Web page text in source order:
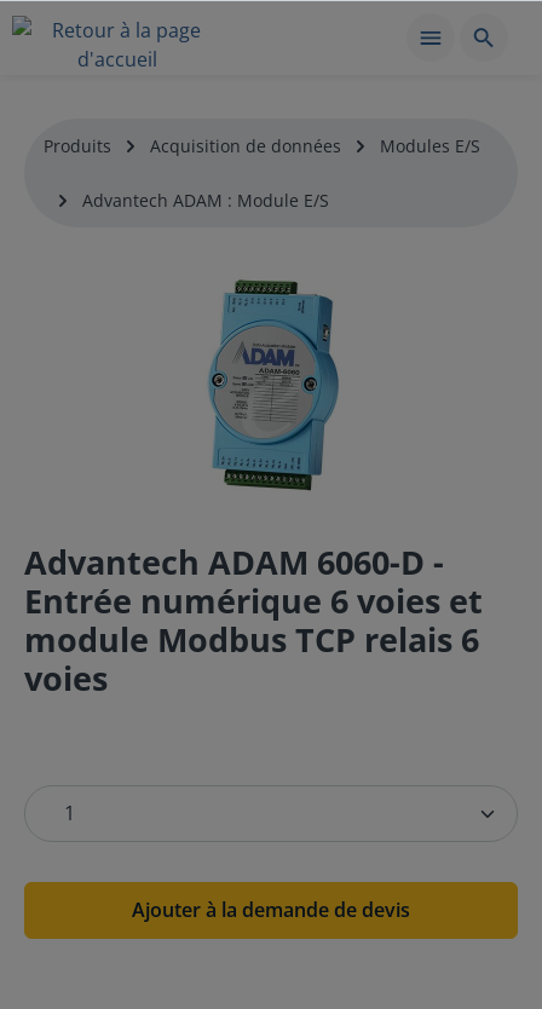
Produits Acquisition de données Modules E/S
Advantech ADAM : Module E/S
Advantech ADAM 6060-D -
Entrée numérique 6 voies et
module Modbus TCP relais 6
voies
Ajouter à la demande de devis